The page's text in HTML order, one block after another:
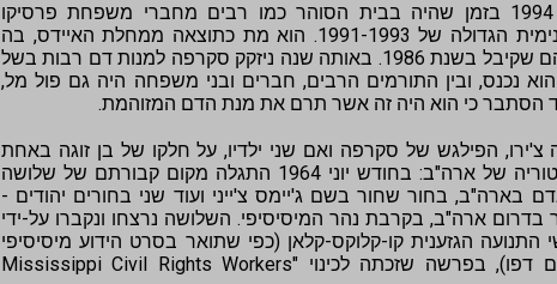
סקרפה מת בחודש יוני 1994 בזמן שהיה בבית הסוהר כמו רבים מחברי משפחת פרסיקו
שהשתתפו במלחמה הפנימית הגדולה של 1991-1993. הוא מת כתוצאה ממחלת האיידס, בה
נדבק לאחר עירוי דם מזוהם שקיבל בשנת 1986. באותה שנה ניזקק סקרפה למנות דם רבות בשל
הוא נכנס, ובין התורמים הרבים, חברים ובני משפחה היה גם פול מל,
הסתבר כי הוא היה זה אשר תרם את מנת הדם המזוהמת.
לינדה צ'ירו, הפילגש של סקרפה ואם שני ילדיו, על חלקו של בן זוגה באחת
הפרשות החשובות בהיסטוריה של ארה"ב: בחודש יוני 1964 התגלה מקום קבורתם של שלושה
בארה"ב, בחור שחור בשם ג'יימס צ'ייני ועוד שני בחורים יהודים -
בדרום ארה"ב, בקרבת נהר המיסיסיפי. השלושה נרצחו ונקברו על-ידי
התנועה הגזענית קו-קלוקס-קלאן (כפי שתואר בסרט הידוע מיסיסיפי
בוערת בכיכובו של ויליאם דפו), בפרשה שזכתה לכינוי "Mississippi Civil Rights Workers